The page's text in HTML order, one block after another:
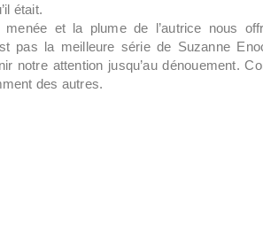
était.
menée et la plume de l’autrice nous
pas la meilleure série de Suzanne
notre attention jusqu’au dénouement.
des autres.